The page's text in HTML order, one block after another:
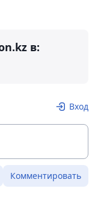
в:
Вход
Комментировать